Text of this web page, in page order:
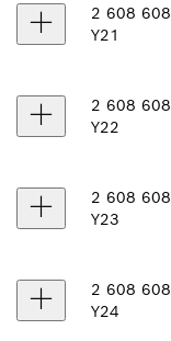
2 608 608
Y21
2 608 608
Y22
2 608 608
Y23
2 608 608
Y24